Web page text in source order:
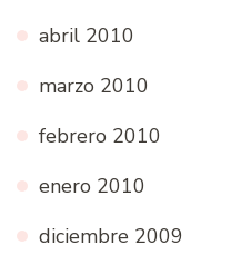
abril 2010
marzo 2010
febrero 2010
enero 2010
diciembre 2009